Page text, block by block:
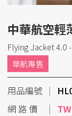
中華航空輕
Flying Jacket 4.0
華航專售
用品編號
網 路 價